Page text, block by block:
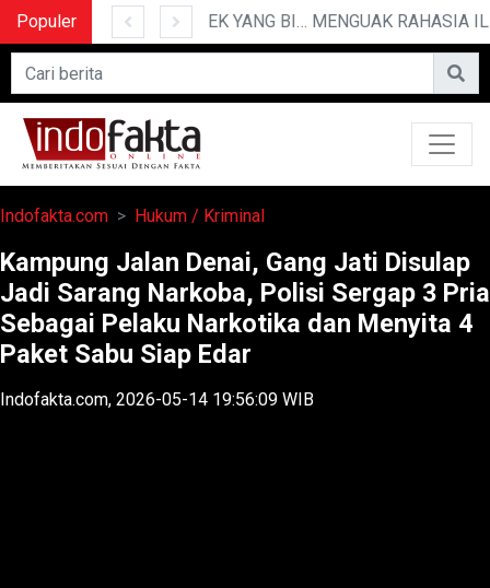
Populer 10 CERITA LUCU PENDEK YANG BIKIN NGAKAK
Indofakta.com Hukum / Kriminal
Kampung Jalan Denai, Gang Jati Disulap
Jadi Sarang Narkoba, Polisi Sergap 3 Pria
Sebagai Pelaku Narkotika dan Menyita 4
Paket Sabu Siap Edar
Indofakta.com, 2026-05-14 19:56:09 WIB